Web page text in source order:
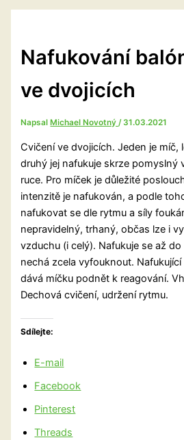
Nafukování
ve dvojicích
Napsal Michael Novotný/ 31.03.2021
Cvičení ve dvojicích. Jeden je míč,
druhý jej nafukuje skrze pomyslný
ruce. Pro míček je důležité
intenzitě je nafukován, a podle
nafukovat se dle rytmu a síly
nepravidelný, trhaný, občas lze i
vzduchu (i celý). Nafukuje se až
nechá zcela vyfouknout.
dává míčku podnět k reagování.
Dechová cvičení, udržení rytmu.
Sdílejte:
E-mail
Facebook
Pinterest
Threads